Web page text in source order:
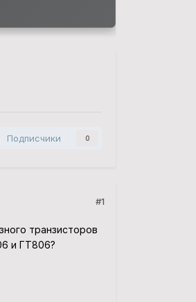
Подписчики 0
#1
транзисторов
и ГТ806?